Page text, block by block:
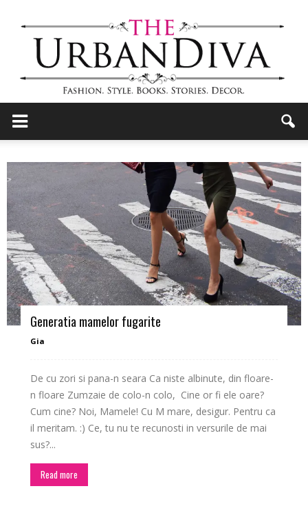
Urban
Diva
–
fashion
Generatia mamelor fugarite
Gia
De cu zori si pana-n seara Ca niste albinute, din floare-
n floare Zumzaie de colo-n colo, Cine or fi ele oare?
Cum cine? Noi, Mamele! Cu M mare, desigur. Pentru ca
il meritam. :) Ce, tu nu te recunosti in versurile de mai
sus?...
Read more